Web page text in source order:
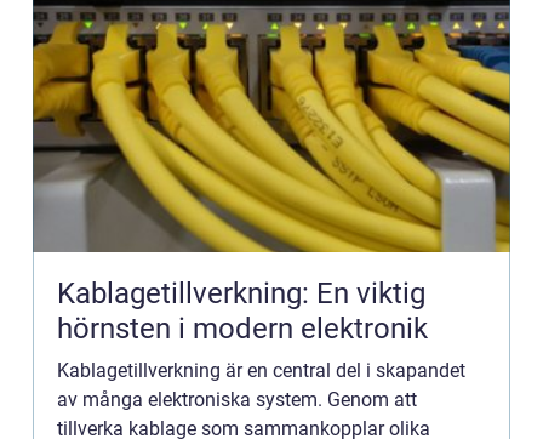
Kablagetillverkning: En viktig
hörnsten i modern elektronik
Kablagetillverkning är en central del i skapandet
av många elektroniska system. Genom att
tillverka kablage som sammankopplar olika